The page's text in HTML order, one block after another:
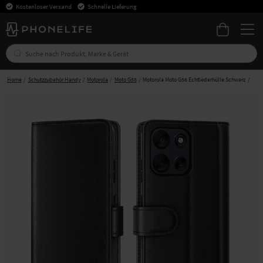
Kostenloser Versand Schnelle Lieferung
Home Schutzzubehör Handy Motorola Moto G56 Motorola Moto G56 Echtlederhülle Schwarz